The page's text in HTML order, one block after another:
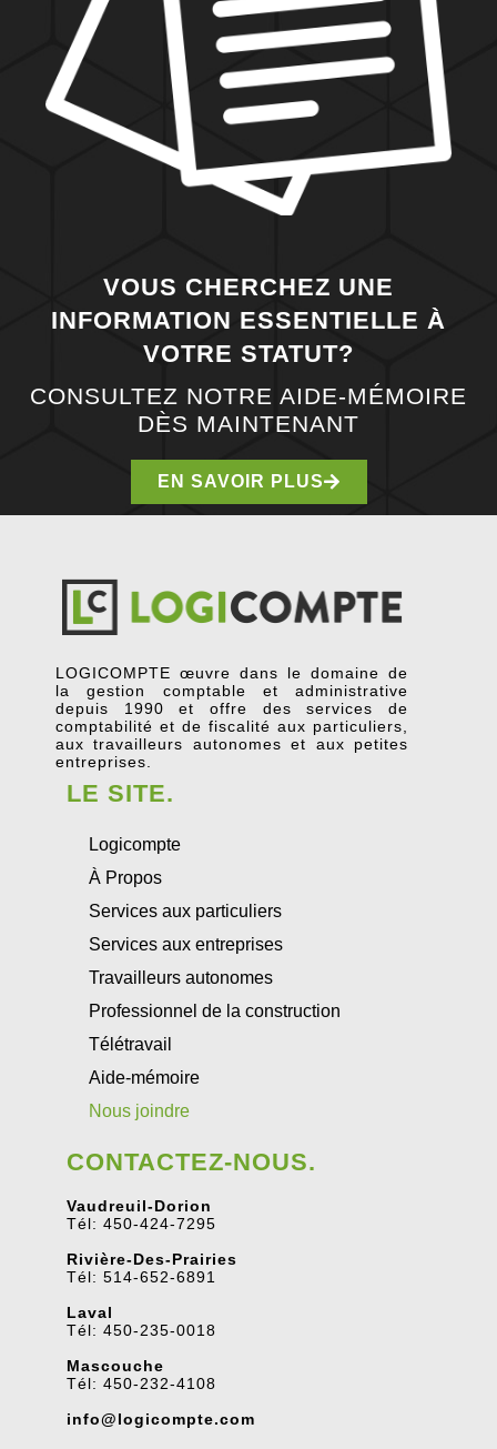
VOUS CHERCHEZ UNE
INFORMATION ESSENTIELLE À
VOTRE STATUT?
CONSULTEZ NOTRE AIDE-MÉMOIRE
DÈS MAINTENANT
EN SAVOIR PLUS
LOGICOMPTE œuvre dans le domaine de
la gestion comptable et administrative
depuis 1990 et offre des services de
comptabilité et de fiscalité aux particuliers,
aux travailleurs autonomes et aux petites
entreprises.
LE SITE.
Logicompte
À Propos
Services aux particuliers
Services aux entreprises
Travailleurs autonomes
Professionnel de la construction
Télétravail
Aide-mémoire
Nous joindre
CONTACTEZ-NOUS.
Vaudreuil-Dorion
Tél: 450-424-7295
Rivière-Des-Prairies
Tél: 514-652-6891
Laval
Tél: 450-235-0018
Mascouche
Tél: 450-232-4108
info@logicompte.com